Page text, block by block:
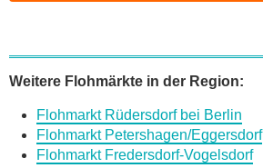
E-Mail*
Weitere Flohmärkte in der Region:
Flohmarkt Rüdersdorf bei Berlin
Flohmarkt Petershagen/Eggersdorf
Flohmarkt Fredersdorf-Vogelsdorf